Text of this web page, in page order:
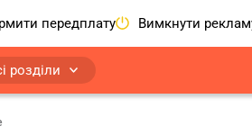
передплату Вимкнути
розділи